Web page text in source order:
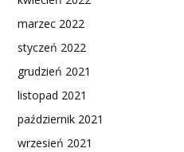
marzec 2022
styczeń 2022
grudzień 2021
listopad 2021
październik 2021
wrzesień 2021